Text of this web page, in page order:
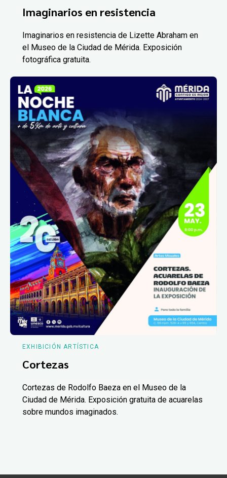
Imaginarios en resistencia
Imaginarios en resistencia de Lizette Abraham en
el Museo de la Ciudad de Mérida. Exposición
fotográfica gratuita.
EXHIBICIÓN ARTÍSTICA
Cortezas
Cortezas de Rodolfo Baeza en el Museo de la
Ciudad de Mérida. Exposición gratuita de acuarelas
sobre mundos imaginados.